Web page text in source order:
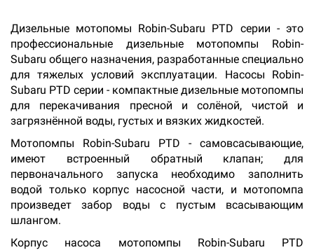
Дизельные мотопомы Robin-Subaru PTD серии - это
профессиональные дизельные мотопомпы Robin-
Subaru общего назначения, разработанные специально
для тяжелых условий эксплуатации. Насосы Robin-
Subaru PTD серии - компактные дизельные мотопомпы
для перекачивания пресной и солёной, чистой и
загрязнённой воды, густых и вязких жидкостей.
Мотопомпы Robin-Subaru PTD - самовсасывающие,
имеют встроенный обратный клапан; для
первоначального запуска необходимо заполнить
водой только корпус насосной части, и мотопомпа
произведет забор воды с пустым всасывающим
шлангом.
Корпус насоса мотопомпы Robin-Subaru PTD